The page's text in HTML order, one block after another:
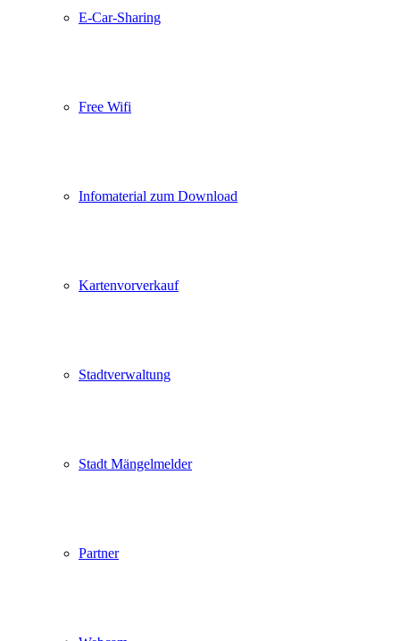
E-Car-Sharing
Free Wifi
Infomaterial zum Download
Kartenvorverkauf
Stadtverwaltung
Stadt Mängelmelder
Partner